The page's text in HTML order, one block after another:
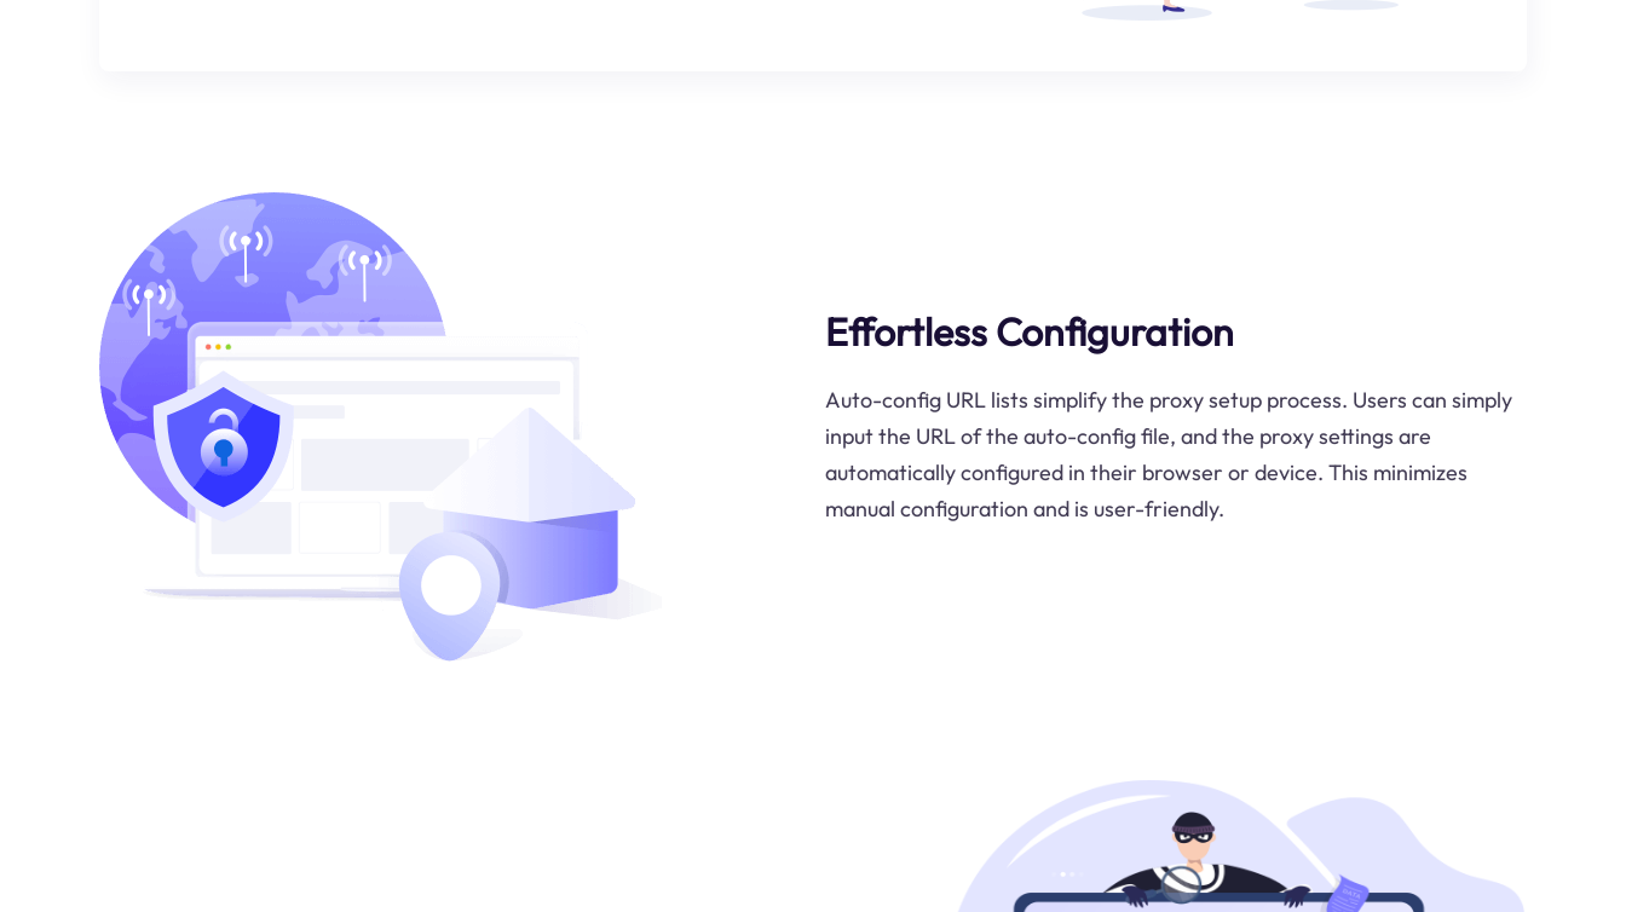
Effortless Configuration
Auto-config URL lists simplify the proxy setup process. Users can simply
input the URL of the auto-config file, and the proxy settings are
automatically configured in their browser or device. This minimizes
manual configuration and is user-friendly.